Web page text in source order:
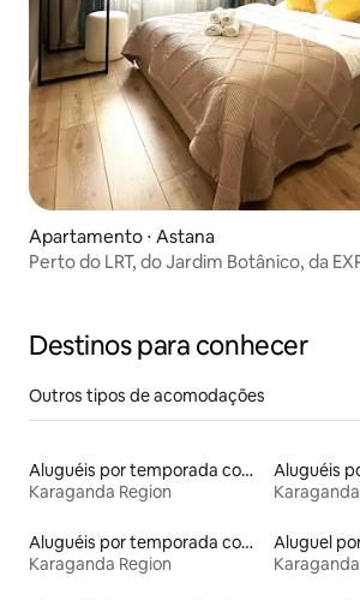
Apartamento ⋅ Astana
Perto do LRT, do Jardim Botânico, da
Destinos para conhecer
Outros tipos de acomodações
Aluguéis por temporada com sauna
Karaganda Region
Aluguéis por temporada com acesso à praia
Karaganda Region